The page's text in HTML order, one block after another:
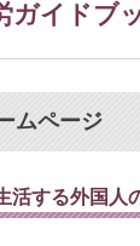
ガイドブ
ムページ
活する外国人